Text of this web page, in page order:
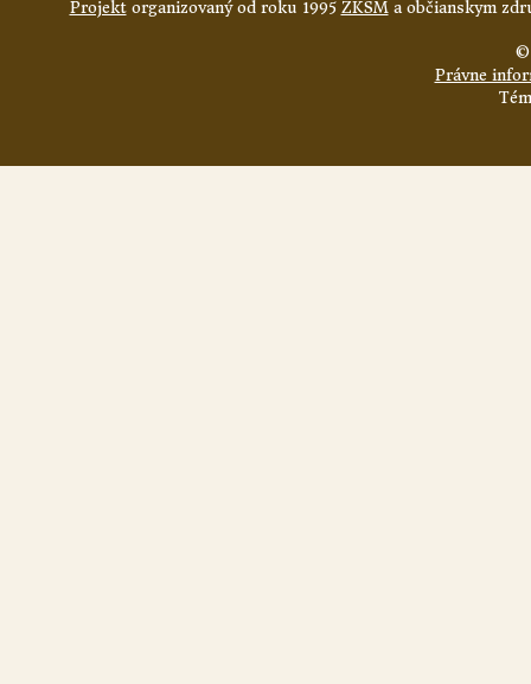
Projektorganizovaný od roku 1995 ZKSMa občianskym
©
Právne